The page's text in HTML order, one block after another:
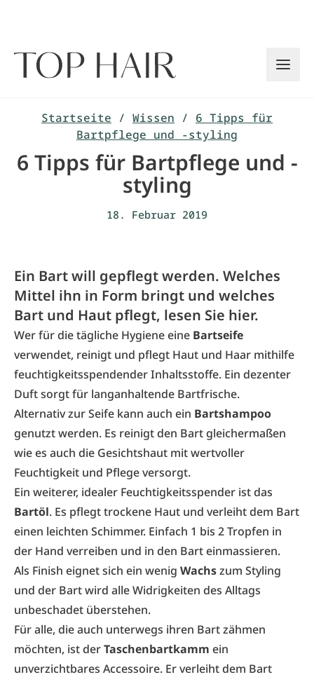
Startseite / Wissen / 6 Tipps für
Bartpflege und -styling
6 Tipps für Bartpflege und -
styling
18. Februar 2019
Ein Bart will gepflegt werden. Welches
Mittel ihn in Form bringt und welches
Bart und Haut pflegt, lesen Sie hier.
Wer für die tägliche Hygiene eine Bartseife
verwendet, reinigt und pflegt Haut und Haar mithilfe
feuchtigkeitsspendender Inhaltsstoffe. Ein dezenter
Duft sorgt für langanhaltende Bartfrische.
Alternativ zur Seife kann auch ein Bartshampoo
genutzt werden. Es reinigt den Bart gleichermaßen
wie es auch die Gesichtshaut mit wertvoller
Feuchtigkeit und Pflege versorgt.
Ein weiterer, idealer Feuchtigkeitsspender ist das
Bartöl. Es pflegt trockene Haut und verleiht dem Bart
einen leichten Schimmer. Einfach 1 bis 2 Tropfen in
der Hand verreiben und in den Bart einmassieren.
Als Finish eignet sich ein wenig Wachszum Styling
und der Bart wird alle Widrigkeiten des Alltags
unbeschadet überstehen.
Für alle, die auch unterwegs ihren Bart zähmen
möchten, ist derTaschenbartkamm ein
unverzichtbares Accessoire. Er verleiht dem Bart